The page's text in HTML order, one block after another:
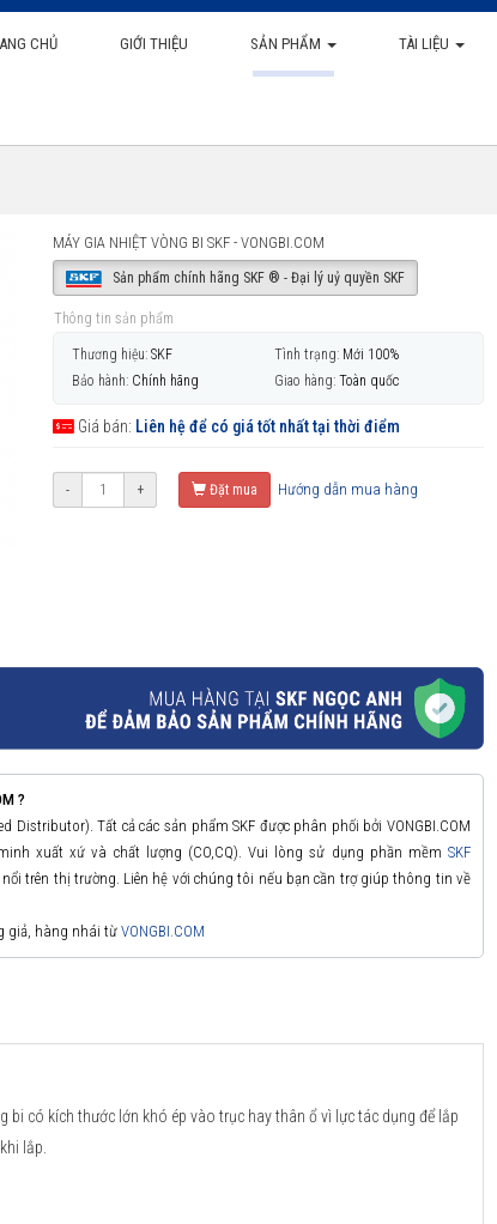
CHỦ GIỚI THIỆU SẢN PHẨM TÀI LIỆU
MÁY GIA NHIỆT VÒNG BI SKF - VONGBI.COM
Sản phẩm chính hãng SKF ® - Đại lý uỷ quyền SKF
Thông tin sản phẩm
Thương hiệu: SKF Tình trạng: Mới 100%
Bảo hành: Chính hãng Giao hàng: Toàn quốc
Giá bán: Liên hệ để có giá tốt nhất tại thời điểm
- + Đặt mua Hướng dẫn mua hàng
?
Distributor). Tất cả các sản phẩm SKF được phân phối bởi VONGBI.COM
xuất xứ và chất lượng (CO,CQ). Vui lòng sử dụng phần mềm SKF
trên thị trường. Liên hệ với chúng tôi nếu bạn cần trợ giúp thông tin về
giả, hàng nhái từ VONGBI.COM
bi có kích thước lớn khó ép vào trục hay thân ổ vì lực tác dụng để lắp
lắp.